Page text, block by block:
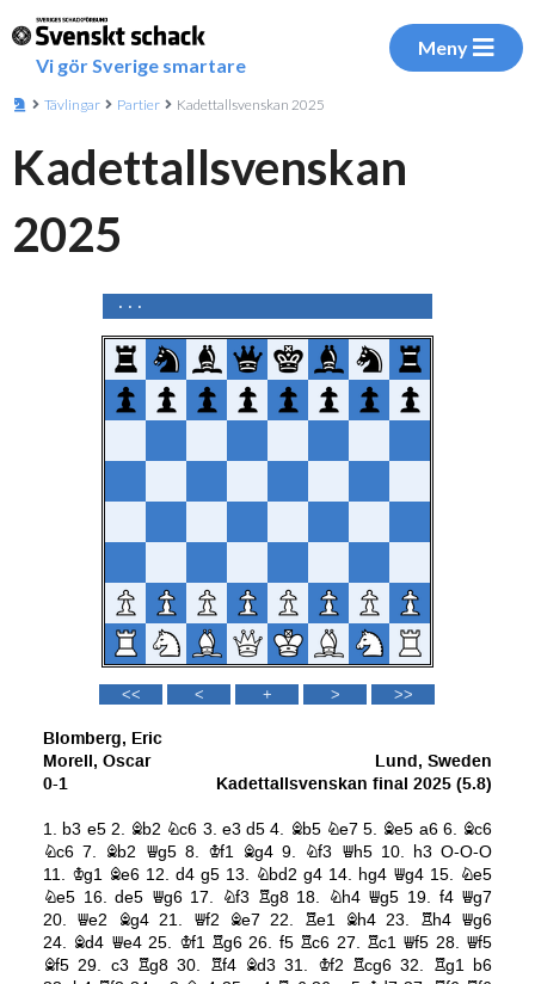
Vi gör Sverige smartare
Meny
Tävlingar Partier Kadettallsvenskan 2025
Kadettallsvenskan
2025